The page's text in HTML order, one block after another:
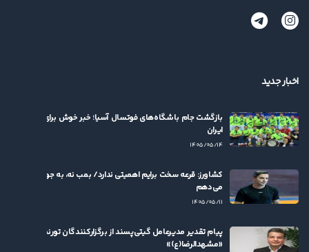
اخبار جدید
بازگشت جام باشگاه‌های فوتسال آسیا؛ خبر خوش برای فوتسال
ایران
۱۴۰۵/۰۵/۱۴
کشاورز: قرعه سخت برایم اهمیتی ندارد/ بمب نه، به جوان‌ها بها
می‌دهم
۱۴۰۵/۰۵/۱۱
پیام تقدیر مدیرعامل گیتی‌پسند از برگزارکنندگان تورنمنت
«مشهدالرضا(ع)»